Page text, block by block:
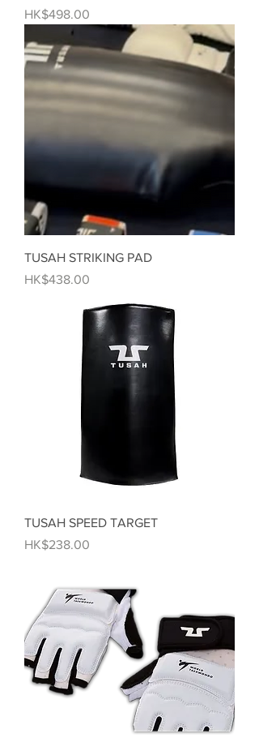
價格
HK$498.00
TUSAH STRIKING PAD
價格
HK$438.00
TUSAH SPEED TARGET
價格
HK$238.00